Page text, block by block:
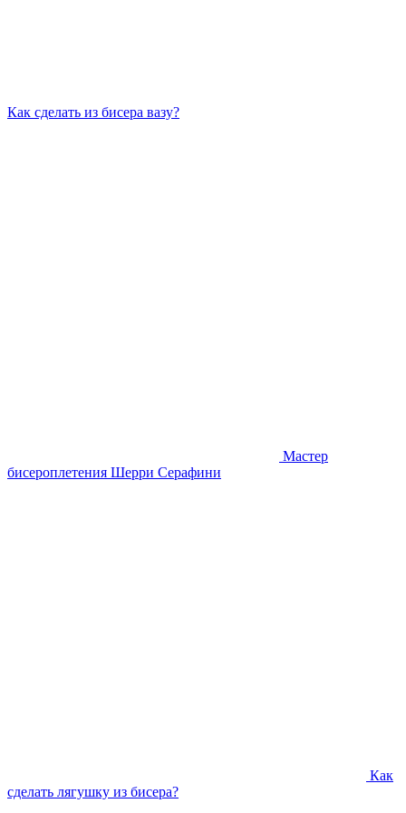
Как сделать из бисера вазу?
Мастер
бисероплетения Шерри Серафини
Как
сделать лягушку из бисера?